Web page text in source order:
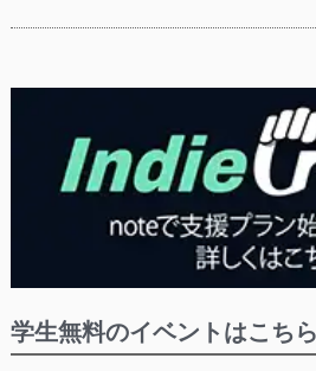
学生無料のイベントはこちら